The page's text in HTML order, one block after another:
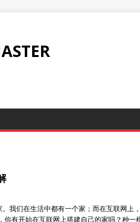
我们在生活中都有一个家；而在互联网上，
有开始在互联网上搭建自己的家吗？种一